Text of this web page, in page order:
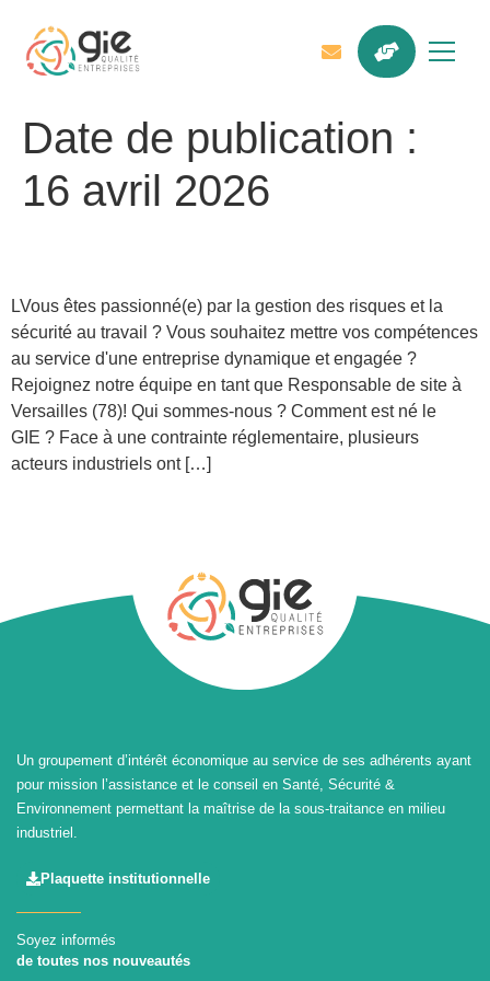
Date de publication :
16 avril 2026
LVous êtes passionné(e) par la gestion des risques et la
sécurité au travail ? Vous souhaitez mettre vos compétences
au service d'une entreprise dynamique et engagée ?
Rejoignez notre équipe en tant que Responsable de site à
Versailles (78)! Qui sommes-nous ? Comment est né le
GIE ? Face à une contrainte réglementaire, plusieurs
acteurs industriels ont […]
Un groupement d’intérêt économique au service de ses adhérents ayant
pour mission l’assistance et le conseil en Santé, Sécurité &
Environnement permettant la maîtrise de la sous-traitance en milieu
industriel.
Plaquette institutionnelle
Soyez informés
de toutes nos nouveautés